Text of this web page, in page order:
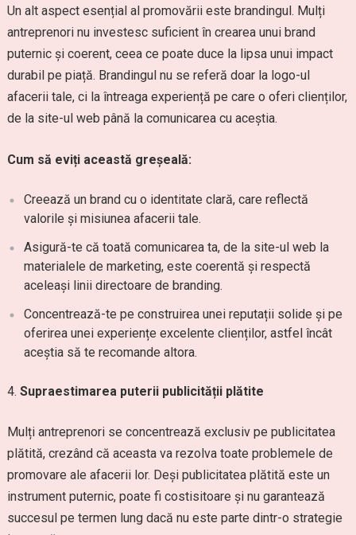
Un alt aspect esențial al promovării este brandingul. Mulți
antreprenori nu investesc suficient în crearea unui brand
puternic și coerent, ceea ce poate duce la lipsa unui impact
durabil pe piață. Brandingul nu se referă doar la logo-ul
afacerii tale, ci la întreaga experiență pe care o oferi clienților,
de la site-ul web până la comunicarea cu aceștia.
Cum să eviți această greșeală:
Creează un brand cu o identitate clară, care reflectă
valorile și misiunea afacerii tale.
Asigură-te că toată comunicarea ta, de la site-ul web la
materialele de marketing, este coerentă și respectă
aceleași linii directoare de branding.
Concentrează-te pe construirea unei reputații solide și pe
oferirea unei experiențe excelente clienților, astfel încât
aceștia să te recomande altora.
Supraestimarea puterii publicității plătite
Mulți antreprenori se concentrează exclusiv pe publicitatea
plătită, crezând că aceasta va rezolva toate problemele de
promovare ale afacerii lor. Deși publicitatea plătită este un
instrument puternic, poate fi costisitoare și nu garantează
succesul pe termen lung dacă nu este parte dintr-o strategie